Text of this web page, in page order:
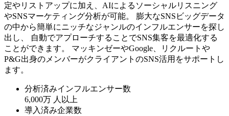
定やリストアップに加え、AIによるソーシャルリスニング
やSNSマーケティング分析が可能。 膨大なSNSビッグデータ
の中から簡単にニッチなジャンルのインフルエンサーを探し
出し、 自動でアプローチすることでSNS集客を最適化する
ことができます。 マッキンゼーやGoogle、リクルートや
P&G出身のメンバーがクライアントのSNS活用をサポートし
ます。
分析済みインフルエンサー数
6,000万 人以上
導入済み企業数